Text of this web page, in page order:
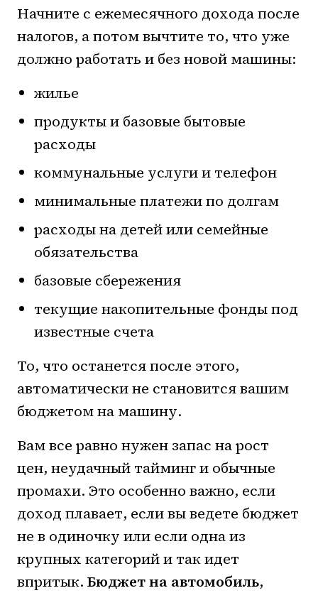
Начните с ежемесячного дохода после
налогов, а потом вычтите то, что уже
должно работать и без новой машины:
жилье
продукты и базовые бытовые
расходы
коммунальные услуги и телефон
минимальные платежи по долгам
расходы на детей или семейные
обязательства
базовые сбережения
текущие накопительные фонды под
известные счета
То, что останется после этого,
автоматически не становится вашим
бюджетом на машину.
Вам все равно нужен запас на рост
цен, неудачный тайминг и обычные
промахи. Это особенно важно, если
доход плавает, если вы ведете бюджет
не в одиночку или если одна из
крупных категорий и так идет
впритык. Бюджет на автомобиль,